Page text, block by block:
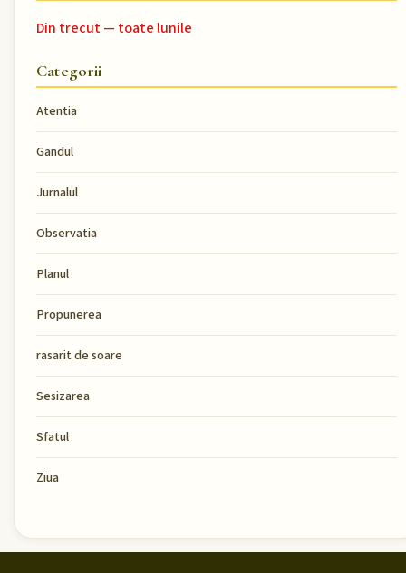
Din trecut — toate lunile
Categorii
Atentia
Gandul
Jurnalul
Observatia
Planul
Propunerea
rasarit de soare
Sesizarea
Sfatul
Ziua